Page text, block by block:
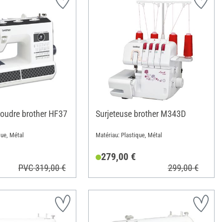
brother HF37
Métal
PVC 319,00 €
Surjeteuse brother M343D
Matériau: Plastique, Métal
279,00 €
299,00 €